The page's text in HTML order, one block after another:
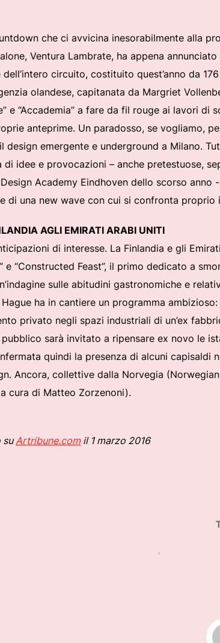
che ci avvicina inesorabilmente alla
Ventura Lambrate, ha appena
circuito, costituito quest’anno da
olandese, capitanata da Margriet
e “Accademia” a fare da fil rouge ai lavori
anteprime. Un paradosso, se vogliamo,
design emergente e underground a Milano.
di idee e provocazioni – anche pretestuose,
Design Academy Eindhoven dello scorso
di una new wave con cui si confronta
AGLI EMIRATI ARABI UNITI
di interesse. La Finlandia e gli
e “Constructed Feast”, il primo dedicato a
sulle abitudini gastronomiche e
ha in cantiere un programma
privato negli spazi industriali di un’ex
pubblico sarà invitato a ripensare ex novo le
quindi la presenza di alcuni capisaldi
Ancora, collettive dalla Norvegia
cura di Matteo Zorzenoni).
suArtribune.comil 1 marzo 2016
,
AUTORE